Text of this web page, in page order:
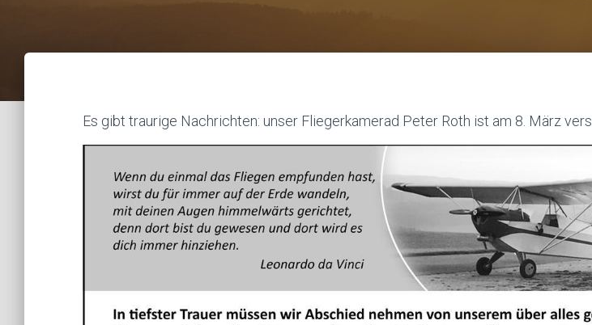
Es gibt traurige Nachrichten: unser Fliegerkamerad Peter Roth ist am 8. März